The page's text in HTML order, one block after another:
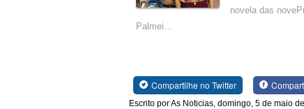
novela das
Palmei…
Compartilhe no Twitter
Escrito por As Noticias, domingo, 5 de maio